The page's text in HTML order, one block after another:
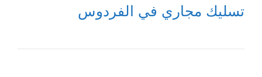
تسليك مجاري في الفردوس